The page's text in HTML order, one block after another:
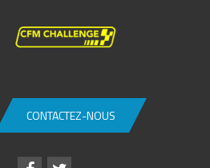
CONTACTEZ-NOUS